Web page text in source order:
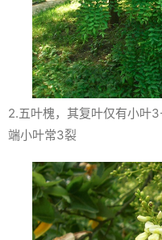
2.五叶槐，其复叶仅有小叶
端小叶常3裂